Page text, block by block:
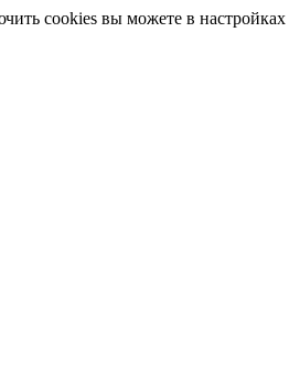
cookies вы можете в настройках